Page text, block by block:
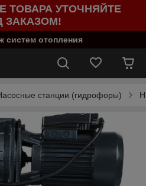
ТОВАРА УТОЧНЯЙТЕ
ЗАКАЗОМ!
систем отопления
станции (гидрофоры)